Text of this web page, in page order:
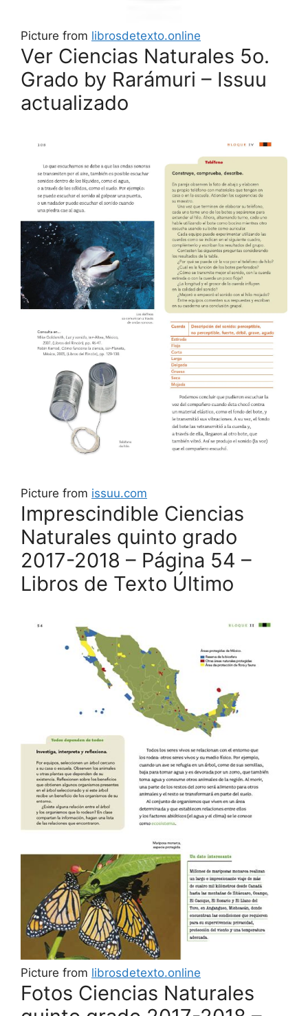
Picture from librosdetexto.online
Ver Ciencias Naturales 5o.
Grado by Rarámuri – Issuu
actualizado
Picture from issuu.com
Imprescindible Ciencias
Naturales quinto grado
2017-2018 – Página 54 –
Libros de Texto Último
Picture from librosdetexto.online
Fotos Ciencias Naturales